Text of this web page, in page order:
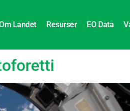
Landet Resurser EO Data